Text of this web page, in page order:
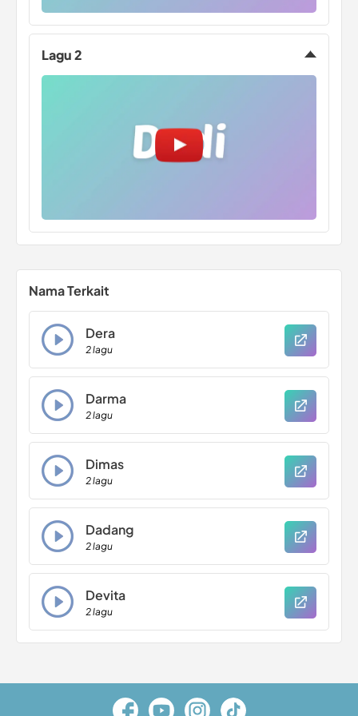
Lagu 2
Nama Terkait
Dera
2 lagu
Darma
2 lagu
Dimas
2 lagu
Dadang
2 lagu
Devita
2 lagu